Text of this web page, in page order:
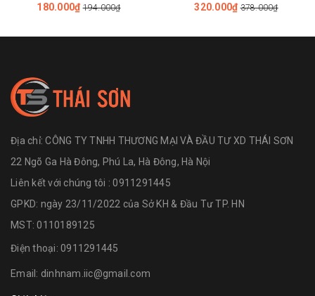
180.000₫ 194.000₫
320.000₫ 378.000₫
Địa chỉ:CÔNG TY TNHH THƯƠNG MẠI VÀ ĐẦU TƯ XD THÁI SƠN
22 Ngõ Ga Hà Đông, Phú La, Hà Đông, Hà Nội
Liên kết với chúng tôi : 0911291445
GPKD: ngày 23/11/2022 của Sở KH & Đầu Tư TP. HN
MST: 0110189125
Điện thoại: 0911291445
Email: dinhnam.iic@gmail.com